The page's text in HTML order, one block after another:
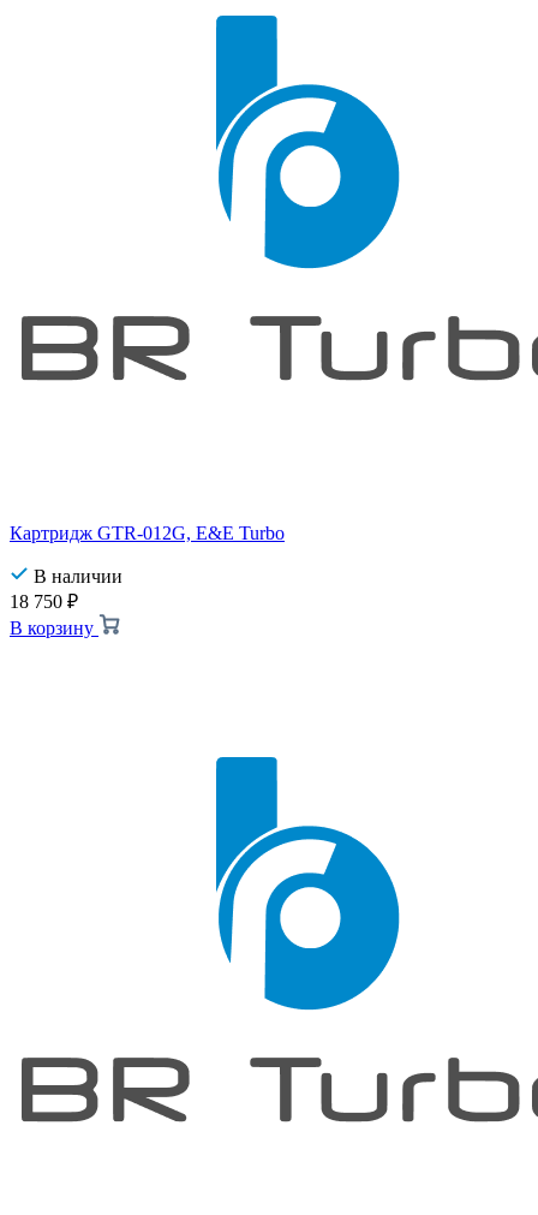
Картридж GTR-012G, E&E Turbo
В наличии
18 750 ₽
В корзину